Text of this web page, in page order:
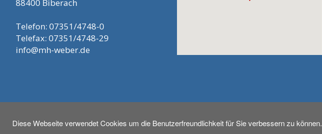
Diese Webseite verwendet Cookies um die Benutzerfreundlichkeit für Sie verbessern zu können.
88400 Biberach
Telefon: 07351/4748-0
Telefax: 07351/4748-29
info@mh-weber.de
© 2026 - Medienhaus Weber GmbH Anmelden Beschriftungen